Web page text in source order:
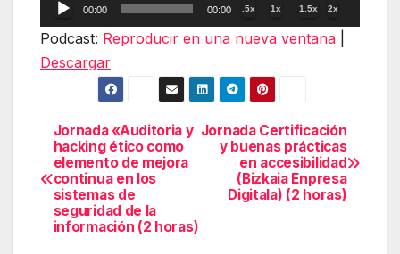
de
00:00 00:00 .5x 1x 1.5x 2x
Podcast: Reproducir en una nueva ventana
Descargar
Navegación
de
entradas
Jornada Certificación
y buenas prácticas
en accesibilidad
(Bizkaia Enpresa
Digitala) (2 horas)
Jornada «Auditoria y
hacking ético como
elemento de mejora
continua en los
sistemas de
seguridad de la
información (2 horas)